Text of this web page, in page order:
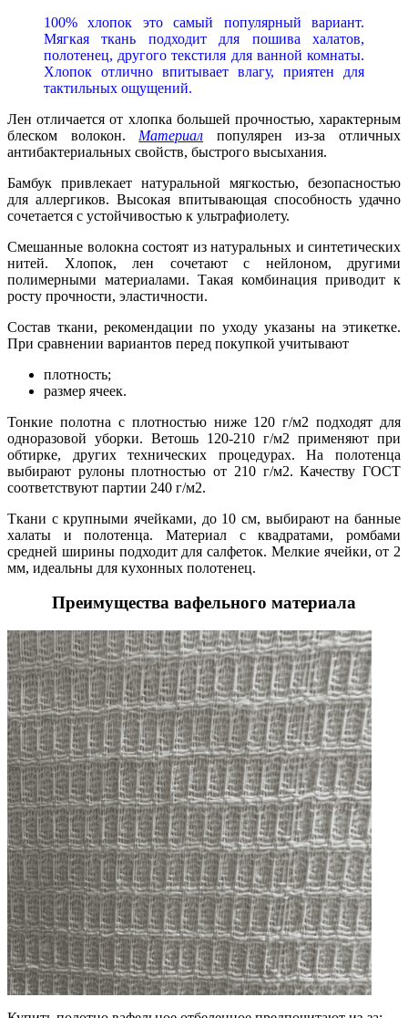
100% хлопок это самый популярный вариант.
Мягкая ткань подходит для пошива халатов,
полотенец, другого текстиля для ванной комнаты.
Хлопок отлично впитывает влагу, приятен для
тактильных ощущений.
Лен отличается от хлопка большей прочностью, характерным
блеском волокон. Материал популярен из-за отличных
антибактериальных свойств, быстрого высыхания.
Бамбук привлекает натуральной мягкостью, безопасностью
для аллергиков. Высокая впитывающая способность удачно
сочетается с устойчивостью к ультрафиолету.
Смешанные волокна состоят из натуральных и синтетических
нитей. Хлопок, лен сочетают с нейлоном, другими
полимерными материалами. Такая комбинация приводит к
росту прочности, эластичности.
Состав ткани, рекомендации по уходу указаны на этикетке.
При сравнении вариантов перед покупкой учитывают
плотность;
размер ячеек.
Тонкие полотна с плотностью ниже 120 г/м2 подходят для
одноразовой уборки. Ветошь 120-210 г/м2 применяют при
обтирке, других технических процедурах. На полотенца
выбирают рулоны плотностью от 210 г/м2. Качеству ГОСТ
соответствуют партии 240 г/м2.
Ткани с крупными ячейками, до 10 см, выбирают на банные
халаты и полотенца. Материал с квадратами, ромбами
средней ширины подходит для салфеток. Мелкие ячейки, от 2
мм, идеальны для кухонных полотенец.
Преимущества вафельного материала